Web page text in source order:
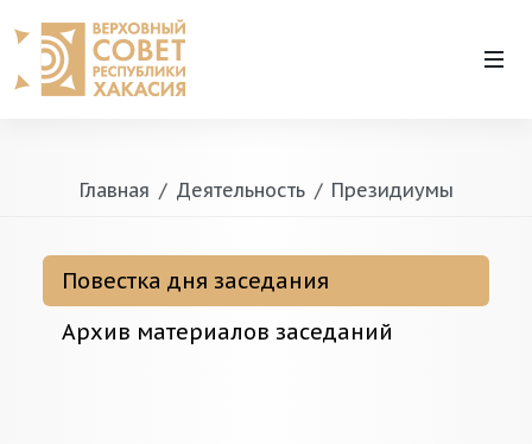
Главная Деятельность Президиумы
Повестка дня заседания
Архив материалов заседаний